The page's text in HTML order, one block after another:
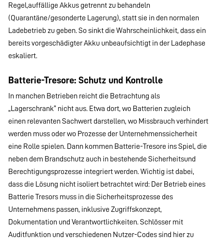
Regel,auffällige Akkus getrennt zu behandeln
(Quarantäne/gesonderte Lagerung), statt sie in den normalen
Ladebetrieb zu geben. So sinkt die Wahrscheinlichkeit, dass ein
bereits vorgeschädigter Akku unbeaufsichtigt in der Ladephase
eskaliert.
Batterie-Tresore: Schutz und Kontrolle
In manchen Betrieben reicht die Betrachtung als
„Lagerschrank“ nicht aus. Etwa dort, wo Batterien zugleich
einen relevanten Sachwert darstellen, wo Missbrauch verhindert
werden muss oder wo Prozesse der Unternehmenssicherheit
eine Rolle spielen. Dann kommen Batterie-Tresore ins Spiel, die
neben dem Brandschutz auch in bestehende Sicherheitsund
Berechtigungsprozesse integriert werden. Wichtig ist dabei,
dass die Lösung nicht isoliert betrachtet wird: Der Betrieb eines
Batterie Tresors muss in die Sicherheitsprozesse des
Unternehmens passen, inklusive Zugriffskonzept,
Dokumentation und Verantwortlichkeiten. Schlösser mit
Auditfunktion und verschiedenen Nutzer-Codes sind hier zu